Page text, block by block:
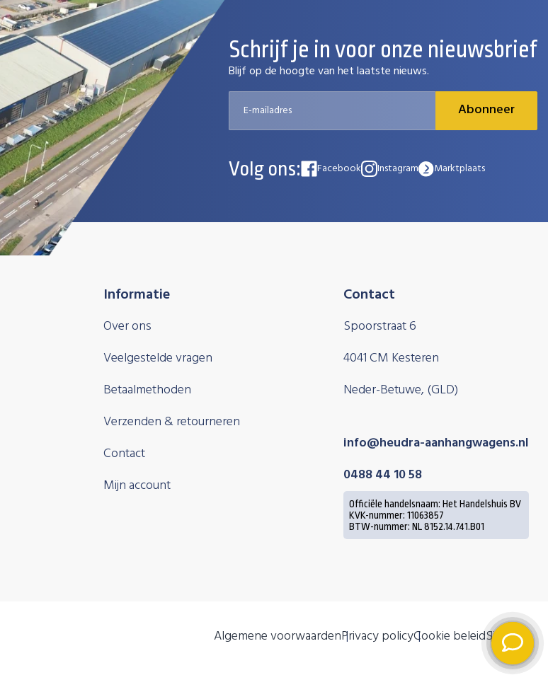
Schrijf je in voor onze nieuwsbrief
Blijf op de hoogte van het laatste nieuws.
Abonneer
Volg ons: Facebook Instagram Marktplaats
Informatie
Over ons
Veelgestelde vragen
Betaalmethoden
Verzenden & retourneren
Contact
Mijn account
Contact
Spoorstraat 6
4041 CM Kesteren
Neder-Betuwe, (GLD)
info@heudra-aanhangwagens.nl
0488 44 10 58
Officiële handelsnaam: Het Handelshuis BV
KVK-nummer: 11063857
BTW-nummer: NL 8152.14.741.B01
Algemene voorwaardenPrivacy policyCookie beleidSitemap